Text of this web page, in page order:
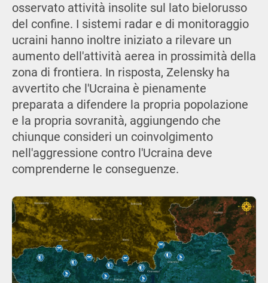
osservato attività insolite sul lato bielorusso
del confine. I sistemi radar e di monitoraggio
ucraini hanno inoltre iniziato a rilevare un
aumento dell'attività aerea in prossimità della
zona di frontiera. In risposta, Zelensky ha
avvertito che l'Ucraina è pienamente
preparata a difendere la propria popolazione
e la propria sovranità, aggiungendo che
chiunque consideri un coinvolgimento
nell'aggressione contro l'Ucraina deve
comprenderne le conseguenze.